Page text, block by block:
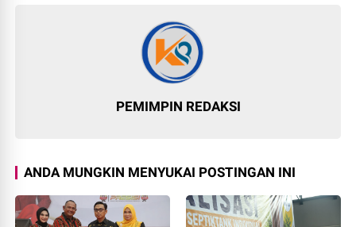
PEMIMPIN REDAKSI
ANDA MUNGKIN MENYUKAI POSTINGAN INI